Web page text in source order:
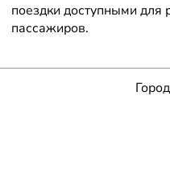
поездки доступными для
пассажиров.